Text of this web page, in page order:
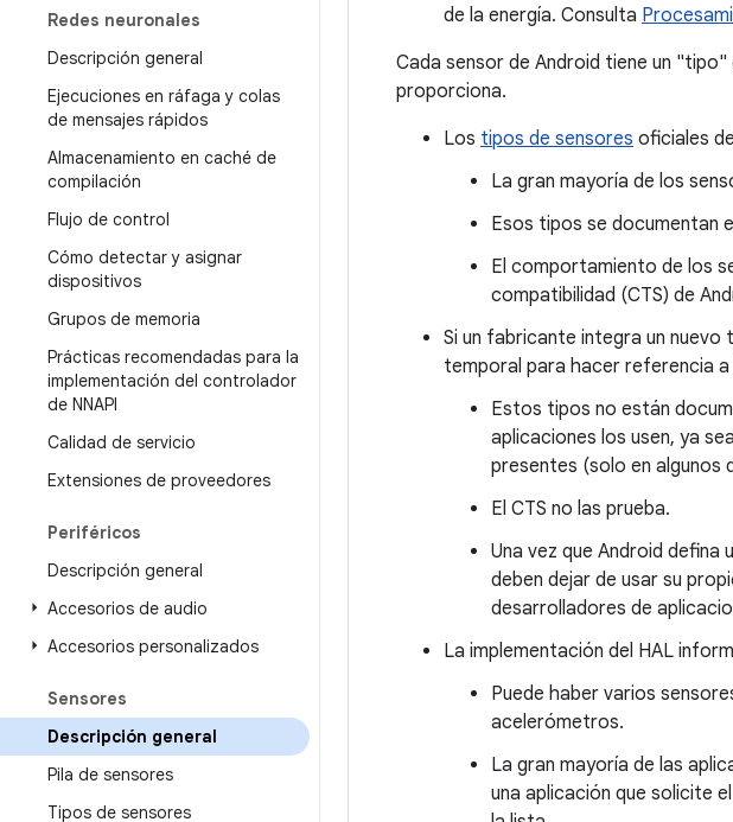
Redes neuronales
Descripción general
Ejecuciones en ráfaga y colas
de mensajes rápidos
Almacenamiento en caché de
compilación
Flujo de control
Cómo detectar y asignar
dispositivos
Grupos de memoria
Prácticas recomendadas para la
implementación del controlador
de NNAPI
Calidad de servicio
Extensiones de proveedores
Periféricos
Descripción general
Accesorios de audio
Accesorios personalizados
Sensores
Descripción general
Pila de sensores
Tipos de sensores
de la energía. Consulta
Cada sensor de Android tiene un
proporciona.
Los tipos de sensores oficiales
La gran mayoría de los
Esos tipos se documentan
El comportamiento de los
compatibilidad (CTS) de
Si un fabricante integra un
temporal para hacer referencia a
Estos tipos no están
aplicaciones los usen, ya
presentes (solo en
El CTS no las prueba.
Una vez que Android
deben dejar de usar su
desarrolladores de
La implementación del HAL
Puede haber varios
acelerómetros.
La gran mayoría de las
una aplicación que solicite